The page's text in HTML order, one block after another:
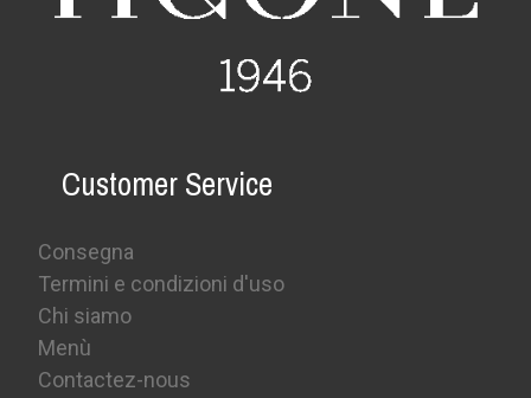
Customer Service
Consegna
Termini e condizioni d'uso
Chi siamo
Menù
Contactez-nous